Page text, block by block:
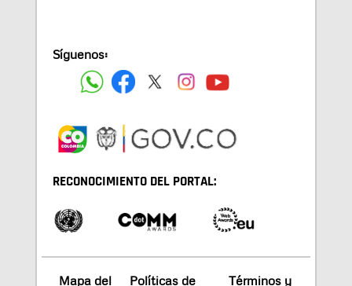
Síguenos:
RECONOCIMIENTO DEL PORTAL:
Mapa del Políticas de Términos y